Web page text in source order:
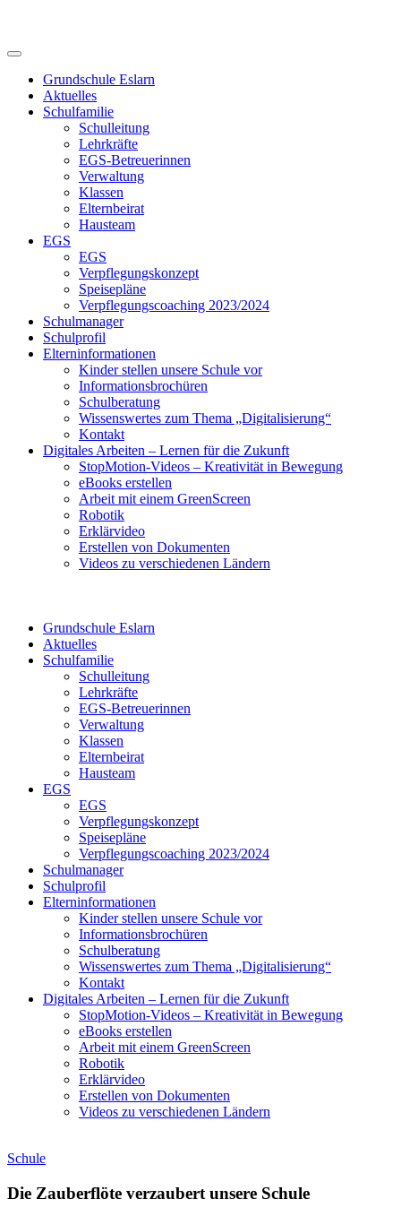
Grundschule Eslarn
Aktuelles
Schulfamilie
Schulleitung
Lehrkräfte
EGS-Betreuerinnen
Verwaltung
Klassen
Elternbeirat
Hausteam
EGS
EGS
Verpflegungskonzept
Speisepläne
Verpflegungscoaching 2023/2024
Schulmanager
Schulprofil
Elterninformationen
Kinder stellen unsere Schule vor
Informationsbrochüren
Schulberatung
Wissenswertes zum Thema „Digitalisierung“
Kontakt
Digitales Arbeiten – Lernen für die Zukunft
StopMotion-Videos – Kreativität in Bewegung
eBooks erstellen
Arbeit mit einem GreenScreen
Robotik
Erklärvideo
Erstellen von Dokumenten
Videos zu verschiedenen Ländern
Grundschule Eslarn
Aktuelles
Schulfamilie
Schulleitung
Lehrkräfte
EGS-Betreuerinnen
Verwaltung
Klassen
Elternbeirat
Hausteam
EGS
EGS
Verpflegungskonzept
Speisepläne
Verpflegungscoaching 2023/2024
Schulmanager
Schulprofil
Elterninformationen
Kinder stellen unsere Schule vor
Informationsbrochüren
Schulberatung
Wissenswertes zum Thema „Digitalisierung“
Kontakt
Digitales Arbeiten – Lernen für die Zukunft
StopMotion-Videos – Kreativität in Bewegung
eBooks erstellen
Arbeit mit einem GreenScreen
Robotik
Erklärvideo
Erstellen von Dokumenten
Videos zu verschiedenen Ländern
Schule
Die Zauberflöte verzaubert unsere Schule